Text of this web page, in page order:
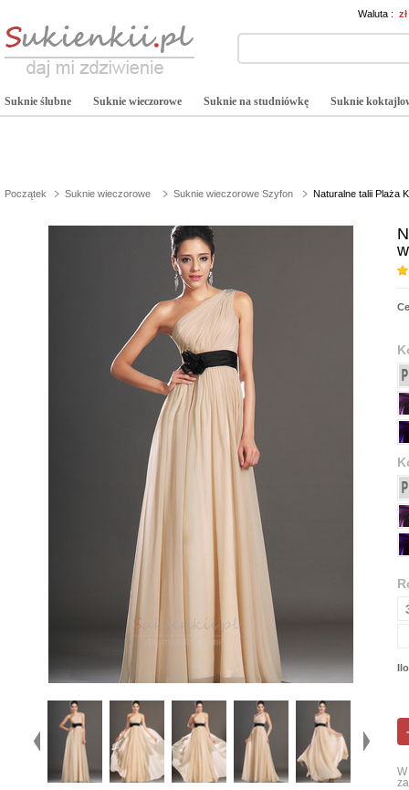
Waluta :
Suknie ślubne Suknie wieczorowe Suknie na studniówkę Suknie
Początek Suknie wieczorowe Suknie wieczorowe Szyfon Naturalne talii Plaża